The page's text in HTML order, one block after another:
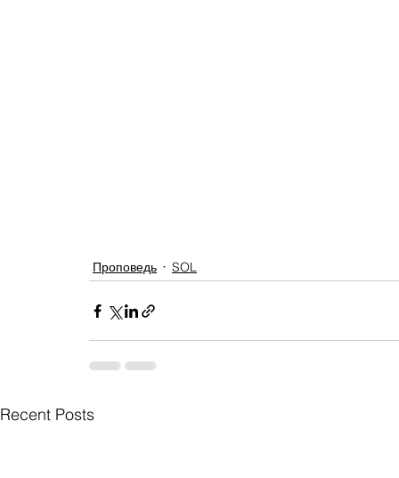
Проповедь SOL
Recent Posts